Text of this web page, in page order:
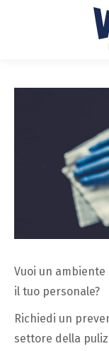
Vuoi un
il tuo personale?
Richiedi un
settore della